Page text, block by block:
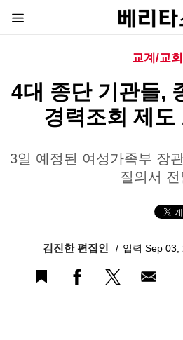
교계/교회
4대 종단 기관들,
경력조회 제도
3일 예정된 여성가족부 장
질의서
김진한 편집인 입력 Sep 03,